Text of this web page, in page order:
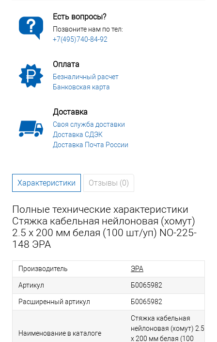
Есть вопросы?
Позвоните нам по тел:
+7(495)740-84-92
Оплата
Безналичный расчет
Банковская карта
Доставка
Своя служба доставки
Доставка СДЭК
Доставка Почта России
Характеристики Отзывы (0)
Полные технические характеристики
Стяжка кабельная нейлоновая (хомут)
2.5 х 200 мм белая (100 шт/уп) NO-225-
148 ЭРА
Производитель ЭРА
Артикул Б0065982
Расширенный артикул Б0065982
Наименование в каталоге
Стяжка кабельная
нейлоновая (хомут) 2.5
х 200 мм белая (100